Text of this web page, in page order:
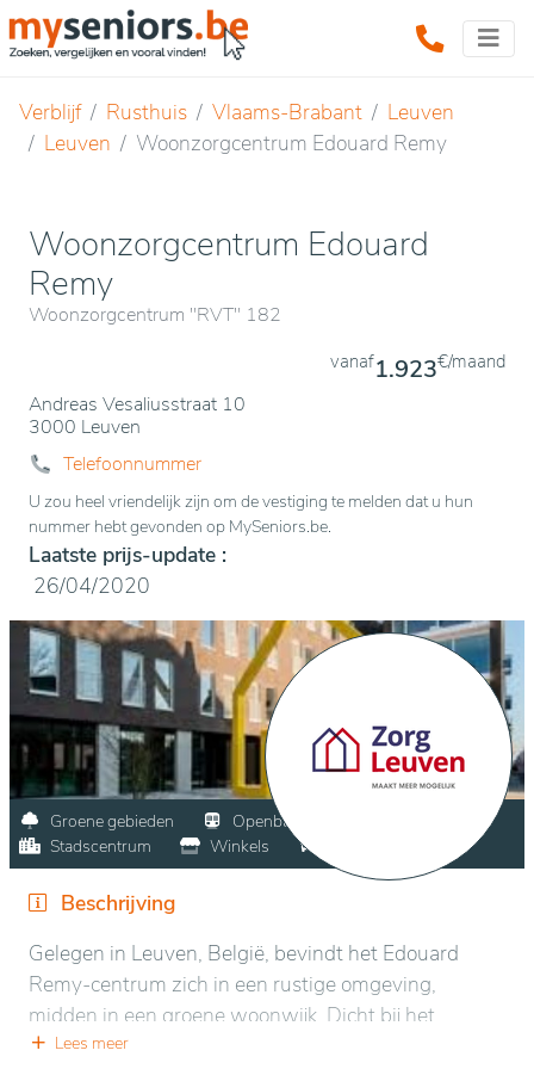
Verblijf Rusthuis Vlaams-Brabant
Leuven
Leuven
Woonzorgcentrum Edouard Remy
Woonzorgcentrum Edouard
Remy
Woonzorgcentrum "RVT" 182
Andreas Vesaliusstraat 10
3000 Leuven
vanaf1.923€/maand
Telefoonnummer
U zou heel vriendelijk zijn om de vestiging te melden dat u hun
nummer hebt gevonden op MySeniors.be.
Laatste prijs-update :
26/04/2020
Groene gebieden
Openbaar vervoer
Stadscentrum
Winkels
Beschrijving
Gelegen in Leuven, België, bevindt het Edouard
Remy-centrum zich in een rustige omgeving,
midden in een groene woonwijk. Dicht bij het
stadscentrum heeft het een gemakkelijke toegang
Lees meer